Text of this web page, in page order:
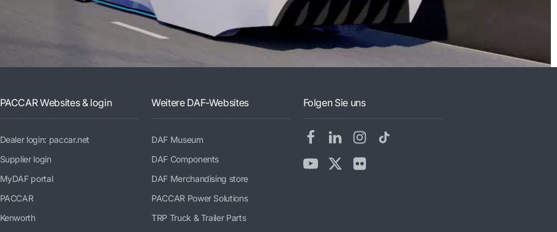
PACCAR Websites & login
Dealer login: paccar.net
Supplier login
MyDAF portal
PACCAR
Kenworth
Weitere DAF-Websites
DAF Museum
DAF Components
DAF Merchandising store
PACCAR Power Solutions
TRP Truck & Trailer Parts
Folgen Sie uns